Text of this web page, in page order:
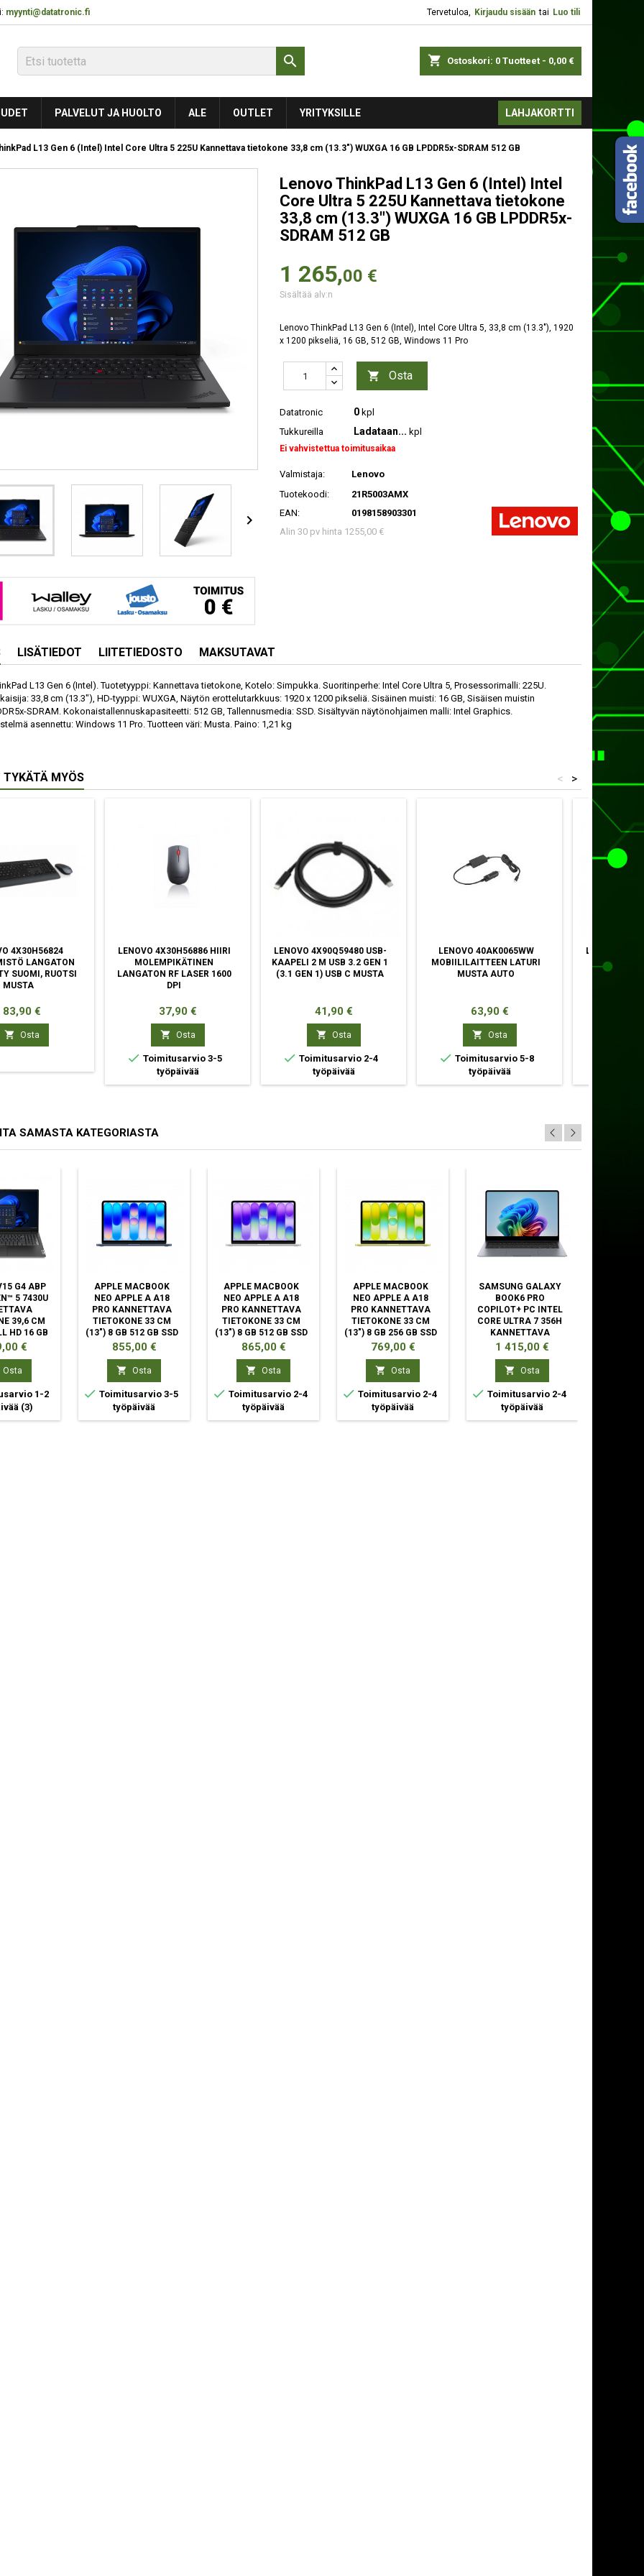
myynti@datatronic.fi Tervetuloa, Kirjaudu sisään tai Luo tili
shopping_cart Ostoskori: 0 Tuotteet - 0,00 €

PALVELUT JA HUOLTO ALE OUTLET YRITYKSILLE LAHJAKORTTI
L13 Gen 6 (Intel) Intel Core Ultra 5 225U Kannettava tietokone 33,8 cm (13.3") WUXGA 16 GB LPDDR5x-SDRAM 512 GB

Lenovo ThinkPad L13 Gen 6 (Intel) Intel
Core Ultra 5 225U Kannettava tietokone
33,8 cm (13.3") WUXGA 16 GB LPDDR5x-
SDRAM 512 GB
1 265,00 €
Sisältää alv:n
Lenovo ThinkPad L13 Gen 6 (Intel), Intel Core Ultra 5, 33,8 cm (13.3"), 1920
x 1200 pikseliä, 16 GB, 512 GB, Windows 11 Pro
 Osta
Datatronic 0 kpl
Tukkureilla
Ladataan... kpl
Ei vahvistettua toimitusaikaa
Valmistaja:
Lenovo
Tuotekoodi:
21R5003AMX
EAN:
0198158903301
Alin 30 pv hinta 1255,00 €
LISÄTIEDOT LIITETIEDOSTO MAKSUTAVAT
L13 Gen 6 (Intel). Tuotetyyppi: Kannettava tietokone, Kotelo: Simpukka. Suoritinperhe: Intel Core Ultra 5, Prosessorimalli: 225U.
33,8 cm (13.3"), HD-tyyppi: WUXGA, Näytön erottelutarkkuus: 1920 x 1200 pikseliä. Sisäinen muisti: 16 GB, Sisäisen muistin
SDRAM. Kokonaistallennuskapasiteetti: 512 GB, Tallennusmedia: SSD. Sisältyvän näytönohjaimen malli: Intel Graphics.
asennettu: Windows 11 Pro. Tuotteen väri: Musta. Paino: 1,21 kg
TYKÄTÄ MYÖS >
<
4X30H56824
LANGATON
SUOMI, RUOTSI
MUSTA
Hinta
83,90 €
 Osta
LENOVO 4X30H56886 HIIRI
MOLEMPIKÄTINEN
LANGATON RF LASER 1600
DPI
Hinta
37,90 €
 Osta
 Toimitusarvio 3-5
työpäivää
LENOVO 4X90Q59480 USB-
KAAPELI 2 M USB 3.2 GEN 1
(3.1 GEN 1) USB C MUSTA
Hinta
41,90 €
 Osta
 Toimitusarvio 2-4
työpäivää
LENOVO 40AK0065WW
MOBIILILAITTEEN LATURI
MUSTA AUTO
Hinta
63,90 €
 Osta
 Toimitusarvio 5-8
työpäivää
LENOVO
LANGATON
SAMASTA KATEGORIASTA
G4 ABP
5 7430U
39,6 CM
HD 16 GB
512 GB
FI 6
€
Osta
1-2
(3)
APPLE MACBOOK
NEO APPLE A A18
PRO KANNETTAVA
TIETOKONE 33 CM
(13") 8 GB 512 GB SSD
WI-FI 6E (802.11AX)
MACOS TAHOE
INDIGO
Hinta
855,00 €
 Osta
 Toimitusarvio 3-5
työpäivää
APPLE MACBOOK
NEO APPLE A A18
PRO KANNETTAVA
TIETOKONE 33 CM
(13") 8 GB 512 GB SSD
WI-FI 6E (802.11AX)
MACOS TAHOE
HOPEA
Hinta
865,00 €
 Osta
 Toimitusarvio 2-4
työpäivää
APPLE MACBOOK
NEO APPLE A A18
PRO KANNETTAVA
TIETOKONE 33 CM
(13") 8 GB 256 GB SSD
WI-FI 6E (802.11AX)
MACOS TAHOE LIME
Hinta
769,00 €
 Osta
 Toimitusarvio 2-4
työpäivää
SAMSUNG GALAXY
BOOK6 PRO
COPILOT+ PC INTEL
CORE ULTRA 7 356H
KANNETTAVA
TIETOKONE 35,6 CM
(14")
KOSKETUSNÄYTTÖ
Hinta
1 415,00 €
 Osta
 Toimitusarvio 2-4
työpäivää